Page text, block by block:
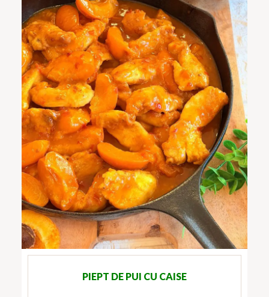
PIEPT DE PUI CU CAISE